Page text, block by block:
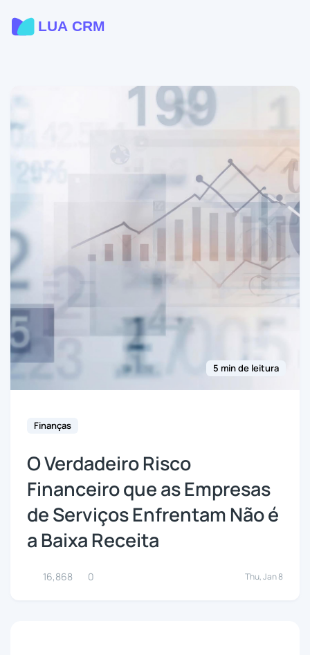
5 min de leitura
Finanças
O Verdadeiro Risco
Financeiro que as Empresas
de Serviços Enfrentam Não é
a Baixa Receita
16,868 0 Thu, Jan 8